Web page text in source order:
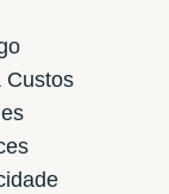
Custos